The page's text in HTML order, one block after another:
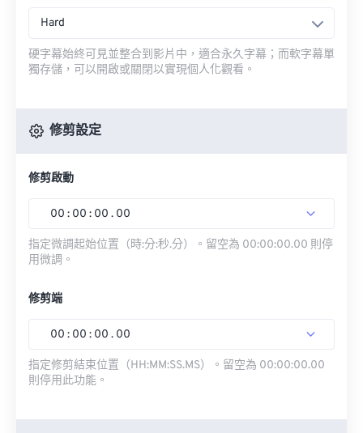
Hard
硬字幕始終可見並整合到影片中，適合永久字幕；而軟字幕單
獨存儲，可以開啟或關閉以實現個人化觀看。
修剪設定
修剪啟動
00 : 00 : 00 . 00
指定微調起始位置（時:分:秒.分）。留空為 00:00:00.00 則停
用微調。
修剪端
00 : 00 : 00 . 00
指定修剪結束位置（HH:MM:SS.MS）。留空為 00:00:00.00
則停用此功能。